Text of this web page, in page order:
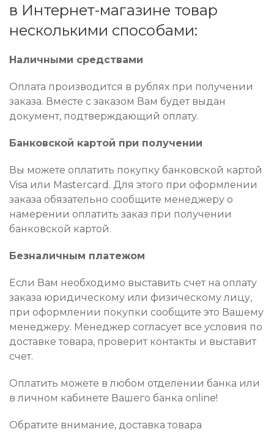
в Интернет-магазине товар
несколькими способами:
Наличными средствами
Оплата производится в рублях при получении
заказа. Вместе с заказом Вам будет выдан
документ, подтверждающий оплату.
Банковской картой при получении
Вы можете оплатить покупку банковской картой
Visa или Mastercard. Для этого при оформлении
заказа обязательно сообщите менеджеру о
намерении оплатить заказ при получении
банковской картой.
Безналичным платежом
Если Вам необходимо выставить счет на оплату
заказа юридическому или физическому лицу,
при оформлении покупки сообщите это Вашему
менеджеру. Менеджер согласует все условия по
доставке товара, проверит контакты и выставит
счет.
Оплатить можете в любом отделении банка или
в личном кабинете Вашего банка online!
Обратите внимание, доставка товара